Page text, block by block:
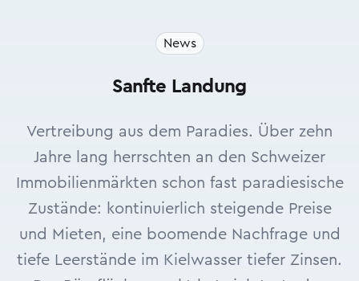
News
Sanfte Landung
Vertreibung aus dem Paradies. Über zehn
Jahre lang herrschten an den Schweizer
Immobilienmärkten schon fast paradiesische
Zustände: kontinuierlich steigende Preise
und Mieten, eine boomende Nachfrage und
tiefe Leerstände im Kielwasser tiefer Zinsen.